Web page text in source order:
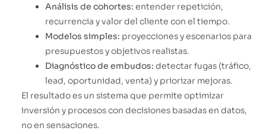
Análisis de cohortes: entender repetición,
recurrencia y valor del cliente con el tiempo.
Modelos simples: proyecciones y escenarios para
presupuestos y objetivos realistas.
Diagnóstico de embudos: detectar fugas (tráfico,
lead, oportunidad, venta) y priorizar mejoras.
El resultado es un sistema que permite optimizar
inversión y procesos con decisiones basadas en datos,
no en sensaciones.